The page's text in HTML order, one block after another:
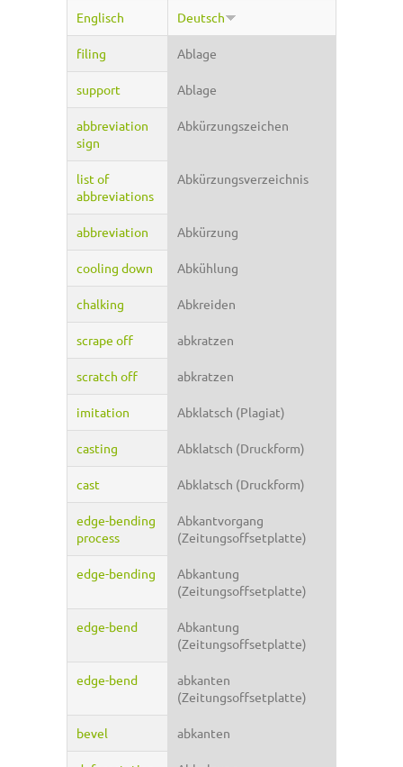
Englisch
Deutsch
filing Ablage
support Ablage
abbreviation
sign
Abkürzungszeichen
list of
abbreviations
Abkürzungsverzeichnis
abbreviation Abkürzung
cooling down Abkühlung
chalking Abkreiden
scrape off abkratzen
scratch off abkratzen
imitation Abklatsch (Plagiat)
casting Abklatsch (Druckform)
cast Abklatsch (Druckform)
edge-bending
process
Abkantvorgang
(Zeitungsoffsetplatte)
edge-bending
Abkantung
(Zeitungsoffsetplatte)
edge-bend
Abkantung
(Zeitungsoffsetplatte)
edge-bend
abkanten
(Zeitungsoffsetplatte)
bevel abkanten